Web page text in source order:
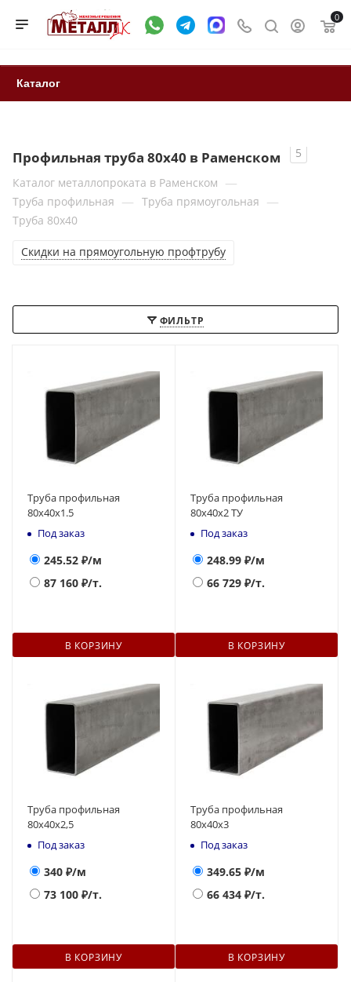
0
Каталог
Профильная труба 80x40 в Раменском
5
Каталог металлопроката в Раменском —
Труба профильная — Труба прямоугольная —
Труба 80x40
Скидки на прямоугольную профтрубу
ФИЛЬТР
Труба профильная
80х40х1.5
Под заказ
245.52 ₽/м
87 160 ₽/т.
В КОРЗИНУ
Труба профильная
80х40х2 ТУ
Под заказ
248.99 ₽/м
66 729 ₽/т.
В КОРЗИНУ
Труба профильная
80х40х2,5
Под заказ
340 ₽/м
73 100 ₽/т.
В КОРЗИНУ
Труба профильная
80х40х3
Под заказ
349.65 ₽/м
66 434 ₽/т.
В КОРЗИНУ